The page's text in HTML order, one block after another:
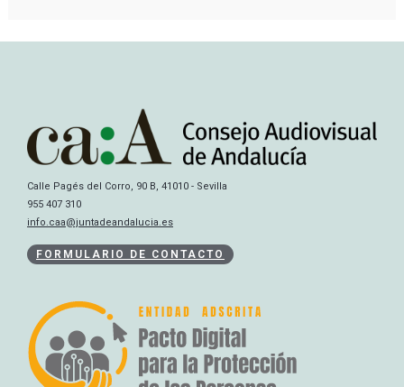
Calle Pagés del Corro, 90 B, 41010 - Sevilla
955 407 310
info.caa@juntadeandalucia.es
FORMULARIO DE CONTACTO